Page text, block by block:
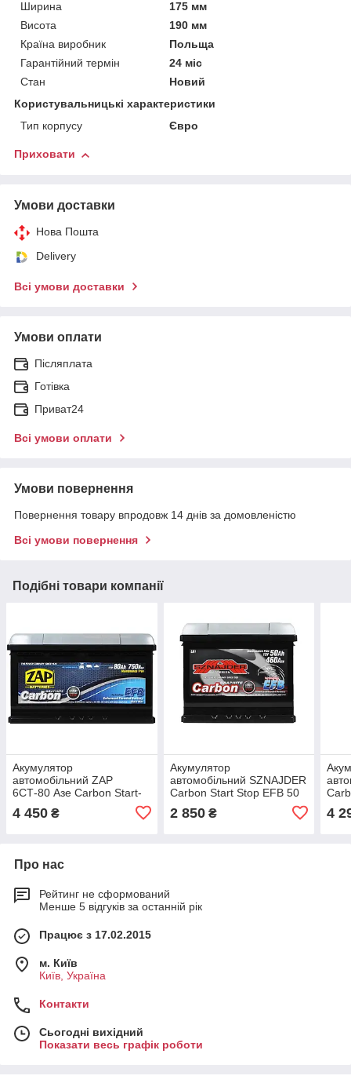
Ширина
175 мм
Висота
190 мм
Країна виробник
Польща
Гарантійний термін
24 міс
Стан
Новий
Користувальницькі характеристики
Тип корпусу
Євро
Приховати
Умови доставки
Нова Пошта
Delivery
Всі умови доставки
Умови оплати
Післяплата
Готівка
Приват24
Всі умови оплати
Умови повернення
Повернення товару впродовж 14 днів за домовленістю
Всі умови повернення
Подібні товари компанії
Акумулятор
автомобільний ZAP
6СТ-80 Азе Carbon Start-
4 450 ₴
Акумулятор
автомобільний SZNAJDER
Carbon Start Stop EFB 50
2 850₴ 4
Про нас
Рейтинг не сформований
Менше 5 відгуків за останній рік
Працює з 17.02.2015
м. Київ
Київ, Україна
Контакти
Сьогодні вихідний
Показати весь графік роботи